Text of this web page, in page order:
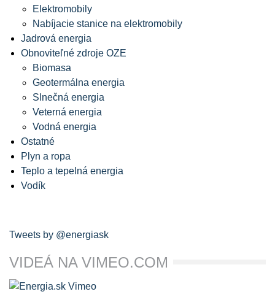
Elektromobily
Nabíjacie stanice na elektromobily
Jadrová energia
Obnoviteľné zdroje OZE
Biomasa
Geotermálna energia
Slnečná energia
Veterná energia
Vodná energia
Ostatné
Plyn a ropa
Teplo a tepelná energia
Vodík
Tweets by @energiask
VIDEÁ NA VIMEO.COM